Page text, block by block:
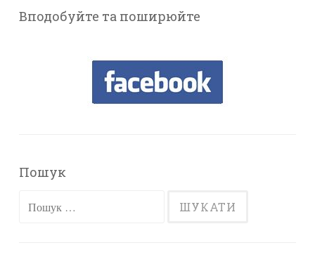
Вподобуйте та поширюйте
Пошук
Пошук: